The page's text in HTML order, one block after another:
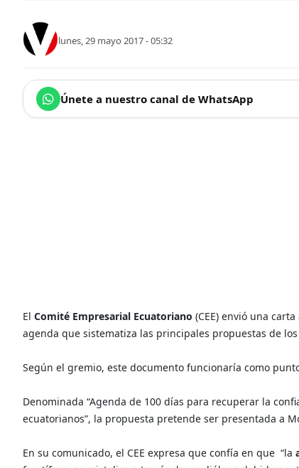
lunes, 29 mayo 2017 - 05:32
Únete a nuestro canal de WhatsApp
El Comité Empresarial Ecuatoriano (CEE) envió una
agenda que sistematiza las principales propuestas de
Según el gremio, este documento funcionaría como
Denominada “Agenda de 100 días para recuperar la
ecuatorianos”, la propuesta pretende ser presentada a
En su comunicado, el CEE expresa que confía en que “la